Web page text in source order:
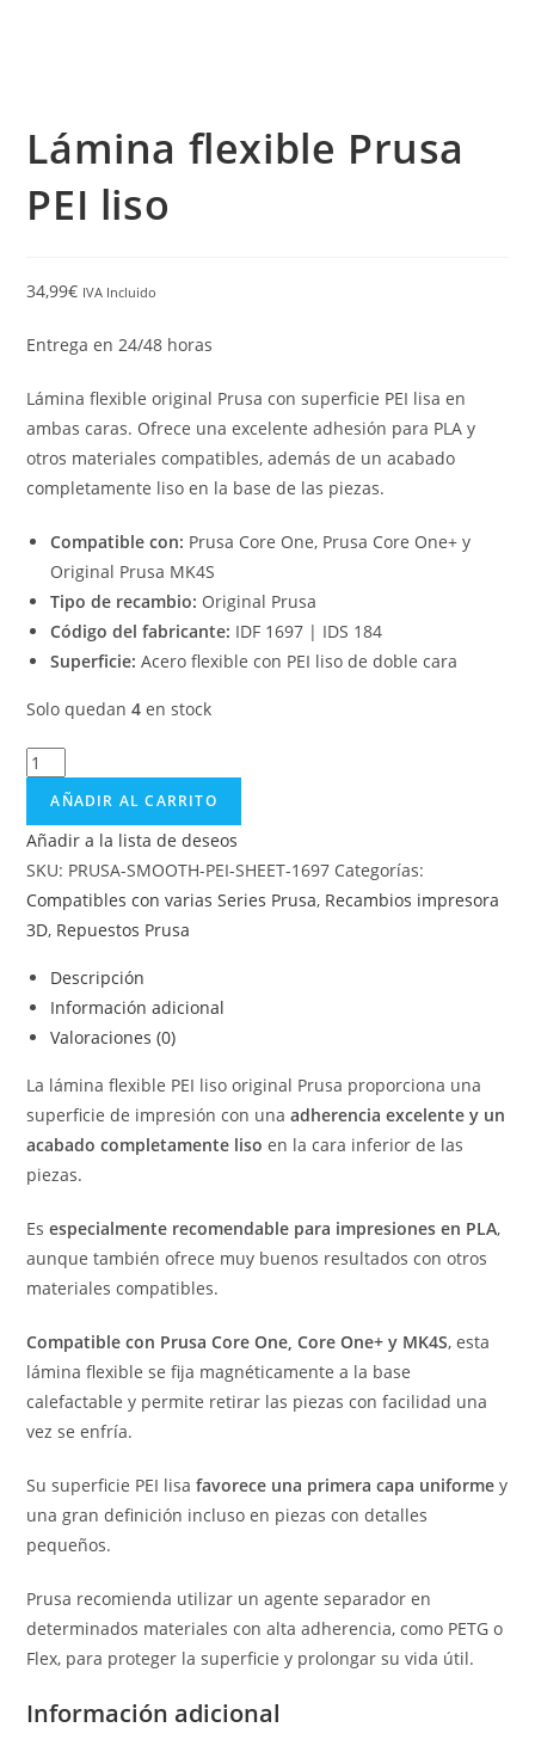
Lámina flexible Prusa
PEI liso
34,99€ IVA Incluido
Entrega en 24/48 horas
Lámina flexible original Prusa con superficie PEI lisa en
ambas caras. Ofrece una excelente adhesión para PLA y
otros materiales compatibles, además de un acabado
completamente liso en la base de las piezas.
Compatible con: Prusa Core One, Prusa Core One+ y
Original Prusa MK4S
Tipo de recambio: Original Prusa
Código del fabricante: IDF 1697 | IDS 184
Superficie: Acero flexible con PEI liso de doble cara
Solo quedan4 en stock
AÑADIR AL CARRITO
Añadir a la lista de deseos
SKU: PRUSA-SMOOTH-PEI-SHEET-1697 Categorías:
Compatibles con varias Series Prusa, Recambios impresora
3D, Repuestos Prusa
Descripción
Información adicional
Valoraciones (0)
La lámina flexible PEI liso original Prusa proporciona una
superficie de impresión con unaadherencia excelente y un
acabado completamente liso en la cara inferior de las
piezas.
Esespecialmente recomendable para impresiones en PLA,
aunque también ofrece muy buenos resultados con otros
materiales compatibles.
Compatible con Prusa Core One, Core One+ y MK4S, esta
lámina flexible se fija magnéticamente a la base
calefactable y permite retirar las piezas con facilidad una
vez se enfría.
Su superficie PEI lisafavorece una primera capa uniforme y
una gran definición incluso en piezas con detalles
pequeños.
Prusa recomienda utilizar un agente separador en
determinados materiales con alta adherencia, como PETG o
Flex, para proteger la superficie y prolongar su vida útil.
Información adicional